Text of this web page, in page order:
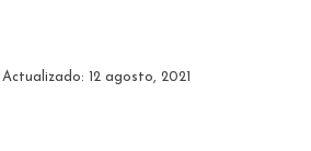
| Actualizado: 12 agosto, 2021